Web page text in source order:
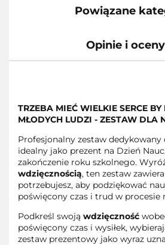
Powiązane
Opinie i
TRZEBA MIEĆ WIELKIE SERCE BY
MŁODYCH LUDZI - ZESTAW DLA
Profesjonalny zestaw dedykowany
idealny jako prezent na Dzień
zakończenie roku szkolnego.
wdzięcznością, ten zestaw
potrzebujesz, aby podziękować
poświęcony czas i trud w procesie
Podkreśl swoją wdzięczność
poświęcony czas i wysiłek,
zestaw prezentowy jako wyraz